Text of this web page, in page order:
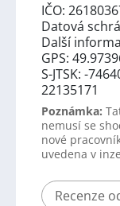
IČO:
Datová
Další
GPS:
S-JTSK: -
22135171
Poznámka:
nemusí se
nové
uvedena v
Recenze